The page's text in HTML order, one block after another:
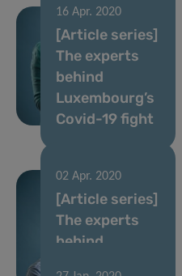
16 Apr. 2020
[Article series]
The experts
behind
Luxembourg’s
Covid-19 fight
02 Apr. 2020
[Article series]
The experts
behind